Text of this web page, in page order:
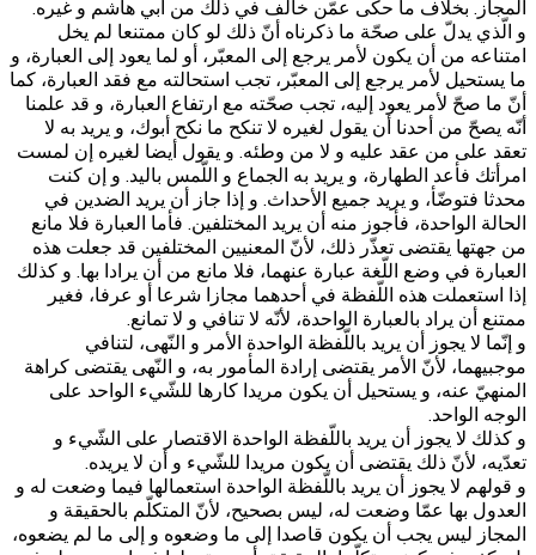
المجاز. بخلاف ما حكى عمّن خالف في ذلك من أبي هاشم و غيره.
و الّذي يدلّ على صحّة ما ذكرناه أنّ ذلك لو كان ممتنعا لم يخل
امتناعه‏ من أن يكون‏ لأمر يرجع إلى المعبّر، أو لما يعود إلى العبارة، و
ما يستحيل لأمر يرجع إلى المعبّر، تجب‏ استحالته مع فقد العبارة، كما
أنّ ما صحّ لأمر يعود إليه، تجب‏ صحّته مع ارتفاع العبارة، و قد علمنا
أنّه يصحّ من أحدنا أن يقول لغيره لا تنكح ما نكح أبوك، و يريد به لا
تعقد على من عقد عليه و لا من وطئه. و يقول أيضا لغيره إن لمست
امرأتك فأعد الطهارة، و يريد به‏ الجماع و اللّمس باليد. و إن كنت
محدثا فتوضّأ، و يريد جميع الأحداث. و إذا جاز أن يريد الضدين في
الحالة الواحدة، فأجوز منه أن يريد المختلفين. فأما العبارة فلا مانع
من جهتها يقتضى تعذّر ذلك، لأنّ المعنيين المختلفين قد جعلت هذه
العبارة في وضع اللّغة عبارة عنهما، فلا مانع‏ من‏ أن يرادا بها. و كذلك‏
إذا استعملت هذه اللّفظة في أحدهما مجازا شرعا أو عرفا، فغير
ممتنع أن يراد بالعبارة الواحدة، لأنّه لا تنافي و لا تمانع.
و إنّما لا يجوز أن يريد باللّفظة الواحدة الأمر و النّهى، لتنافي
موجبيهما، لأنّ الأمر يقتضى إرادة المأمور به، و النّهى يقتضى كراهة
المنهيّ عنه، و يستحيل أن يكون مريدا كارها للشّي‏ء الواحد على
الوجه الواحد.
و كذلك لا يجوز أن يريد باللّفظة الواحدة الاقتصار على الشّي‏ء و
تعدّيه، لأنّ ذلك يقتضى أن يكون مريدا للشّي‏ء و أن لا يريده.
و قولهم لا يجوز أن يريد باللّفظة الواحدة استعمالها فيما وضعت له و
العدول بها عمّا وضعت له، ليس بصحيح، لأنّ المتكلّم بالحقيقة و
المجاز ليس يجب أن يكون قاصدا إلى ما وضعوه و إلى‏ ما لم يضعوه،